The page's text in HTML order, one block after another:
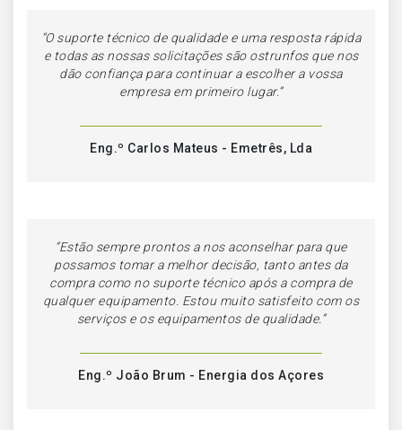
“O suporte técnico de qualidade e uma resposta rápida
e todas as nossas solicitações são ostrunfos que nos
dão confiança para continuar a escolher a vossa
empresa em primeiro lugar.”
Eng.º Carlos Mateus - Emetrês, Lda
“Estão sempre prontos a nos aconselhar para que
possamos tomar a melhor decisão, tanto antes da
compra como no suporte técnico após a compra de
qualquer equipamento. Estou muito satisfeito com os
serviços e os equipamentos de qualidade.”
Eng.º João Brum - Energia dos Açores